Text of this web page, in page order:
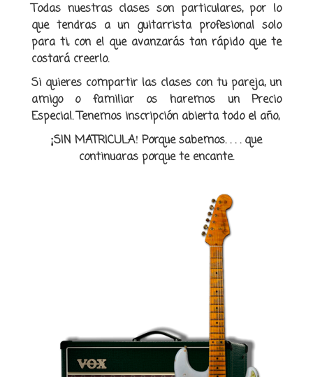
Todas nuestras clases son particulares, por lo
que tendras a un guitarrista profesional solo
para ti, con el que avanzarás tan rápido que te
costará creerlo.
Si quieres compartir las clases con tu pareja, un
amigo o familiar os haremos un Precio
Especial.Tenemos inscripción abierta todo el año,
¡SIN MATRICULA! Porque sabemos. . . . que
continuaras porque te encante.